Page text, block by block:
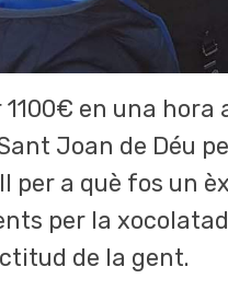
en una hora
Joan de Déu
per a què fos un
per la
de la gent.